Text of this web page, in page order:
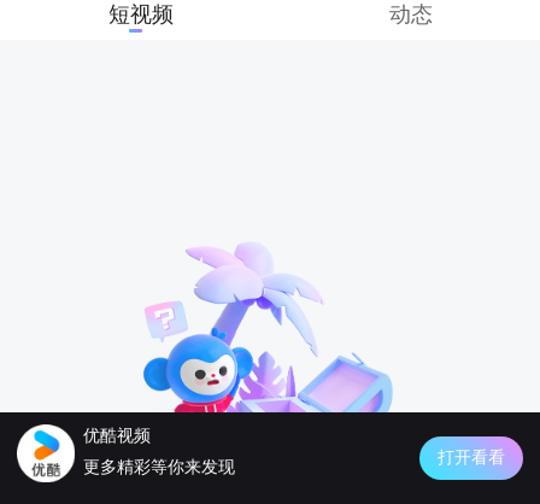
短视频 动态
优酷视频
更多精彩等你来发现
打开看看